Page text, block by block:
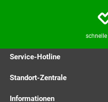
Service-Hotline
Standort-Zentrale
Informationen